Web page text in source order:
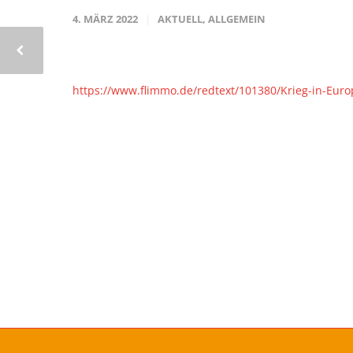
4. MÄRZ 2022 AKTUELL, ALLGEMEIN
https://www.flimmo.de/redtext/101380/Krieg-in-